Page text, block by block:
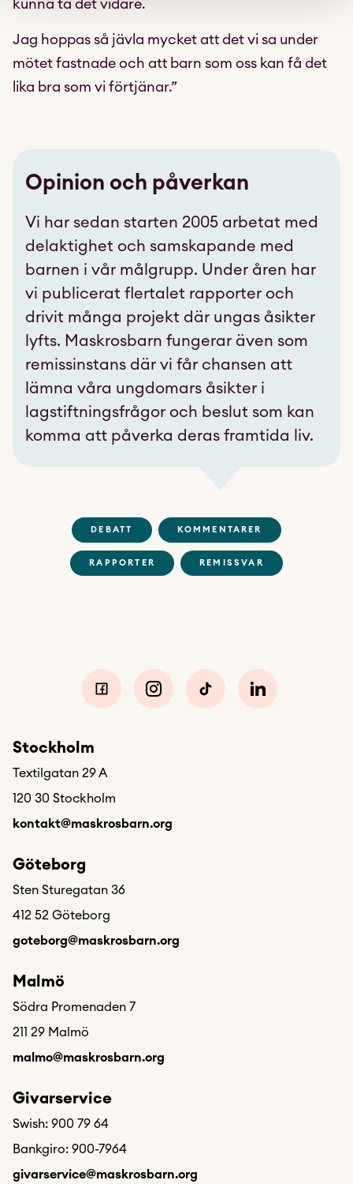
kunna ta det vidare.
Jag hoppas så jävla mycket att det vi sa under
mötet fastnade och att barn som oss kan få det
lika bra som vi förtjänar.”
Opinion och påverkan
Vi har sedan starten 2005 arbetat med
delaktighet och samskapande med
barnen i vår målgrupp. Under åren har
vi publicerat flertalet rapporter och
drivit många projekt där ungas åsikter
lyfts. Maskrosbarn fungerar även som
remissinstans där vi får chansen att
lämna våra ungdomars åsikter i
lagstiftningsfrågor och beslut som kan
komma att påverka deras framtida liv.
DEBATT KOMMENTARER
RAPPORTER REMISSVAR
Stockholm
Textilgatan 29 A
120 30 Stockholm
kontakt@maskrosbarn.org
Göteborg
Sten Sturegatan 36
412 52 Göteborg
goteborg@maskrosbarn.org
Malmö
Södra Promenaden 7
211 29 Malmö
malmo@maskrosbarn.org
Givarservice
Swish: 900 79 64
Bankgiro: 900-7964
givarservice@maskrosbarn.org